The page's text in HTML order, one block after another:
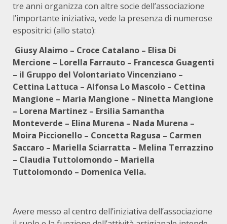
tre anni organizza con altre socie dell’associazione
l’importante iniziativa, vede la presenza di numerose
espositrici (allo stato):
Giusy Alaimo – Croce Catalano – Elisa Di
Mercione – Lorella Farrauto – Francesca Guagenti
– il Gruppo del Volontariato Vincenziano –
Cettina Lattuca – Alfonsa Lo Mascolo – Cettina
Mangione – Maria Mangione – Ninetta Mangione
– Lorena Martinez – Ersilia Samantha
Monteverde – Elina Murena – Nada Murena –
Moira Piccionello – Concetta Ragusa – Carmen
Saccaro – Mariella Sciarratta – Melina Terrazzino
– Claudia Tuttolomondo – Mariella
Tuttolomondo – Domenica Vella.
Avere messo al centro dell’iniziativa dell’associazione